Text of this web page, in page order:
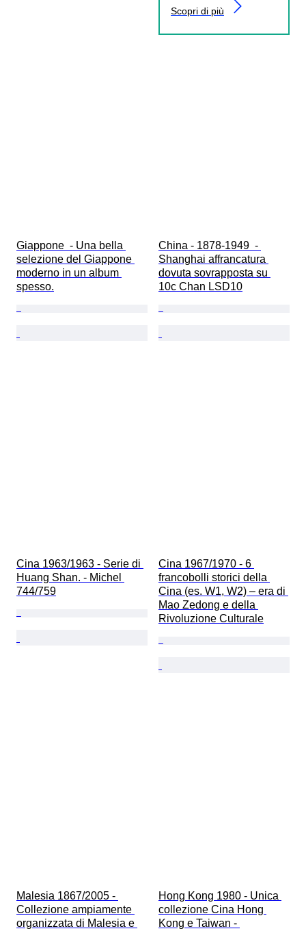
Scopri di più
Giappone  - Una bella
selezione del Giappone
moderno in un album
spesso.
China - 1878-1949  -
Shanghai affrancatura
dovuta sovrapposta su
10c Chan LSD10
Cina 1963/1963 - Serie di
Huang Shan. - Michel
744/759
Cina 1967/1970 - 6
francobolli storici della
Cina (es. W1, W2) – era di
Mao Zedong e della
Rivoluzione Culturale
Malesia 1867/2005 -
Collezione ampiamente
organizzata di Malesia e
Hong Kong 1980 - Unica
collezione Cina Hong
Kong e Taiwan -